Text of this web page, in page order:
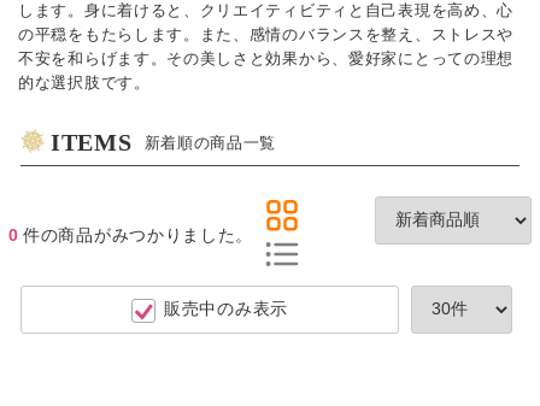
します。身に着けると、クリエイティビティと自己表現を高め、心
の平穏をもたらします。また、感情のバランスを整え、ストレスや
不安を和らげます。その美しさと効果から、愛好家にとっての理想
的な選択肢です。
ITEMS 新着順の商品一覧
0 件の商品がみつかりました。
販売中のみ表示